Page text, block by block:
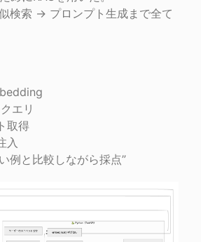
検索 → プロンプト生成まで全て
エリ
取得
入